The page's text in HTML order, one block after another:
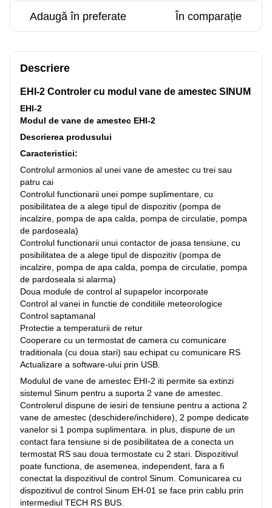
Adaugă în preferate În comparație
Descriere
EHI-2 Controler cu modul vane de amestec SINUM
EHI-2
Modul de vane de amestec EHI-2
Descrierea produsului
Caracteristici:
Controlul armonios al unei vane de amestec cu trei sau
patru cai
Controlul functionarii unei pompe suplimentare, cu
posibilitatea de a alege tipul de dispozitiv (pompa de
incalzire, pompa de apa calda, pompa de circulatie, pompa
de pardoseala)
Controlul functionarii unui contactor de joasa tensiune, cu
posibilitatea de a alege tipul de dispozitiv (pompa de
incalzire, pompa de apa calda, pompa de circulatie, pompa
de pardoseala si alarma)
Doua module de control al supapelor incorporate
Control al vanei in functie de conditiile meteorologice
Control saptamanal
Protectie a temperaturii de retur
Cooperare cu un termostat de camera cu comunicare
traditionala (cu doua stari) sau echipat cu comunicare RS
Actualizare a software-ului prin USB.
Modulul de vane de amestec EHI-2 iti permite sa extinzi
sistemul Sinum pentru a suporta 2 vane de amestec.
Controlerul dispune de iesiri de tensiune pentru a actiona 2
vane de amestec (deschidere/inchidere), 2 pompe dedicate
vanelor si 1 pompa suplimentara. in plus, dispune de un
contact fara tensiune si de posibilitatea de a conecta un
termostat RS sau doua termostate cu 2 stari. Dispozitivul
poate functiona, de asemenea, independent, fara a fi
conectat la dispozitivul de control Sinum. Comunicarea cu
dispozitivul de control Sinum EH-01 se face prin cablu prin
intermediul TECH RS BUS.